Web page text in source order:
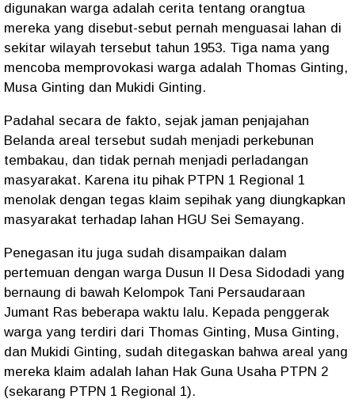
digunakan warga adalah cerita tentang orangtua
mereka yang disebut-sebut pernah menguasai lahan di
sekitar wilayah tersebut tahun 1953. Tiga nama yang
mencoba memprovokasi warga adalah Thomas Ginting,
Musa Ginting dan Mukidi Ginting.
Padahal secara de fakto, sejak jaman penjajahan
Belanda areal tersebut sudah menjadi perkebunan
tembakau, dan tidak pernah menjadi perladangan
masyarakat. Karena itu pihak PTPN 1 Regional 1
menolak dengan tegas klaim sepihak yang diungkapkan
masyarakat terhadap lahan HGU Sei Semayang.
Penegasan itu juga sudah disampaikan dalam
pertemuan dengan warga Dusun II Desa Sidodadi yang
bernaung di bawah Kelompok Tani Persaudaraan
Jumant Ras beberapa waktu lalu. Kepada penggerak
warga yang terdiri dari Thomas Ginting, Musa Ginting,
dan Mukidi Ginting, sudah ditegaskan bahwa areal yang
mereka klaim adalah lahan Hak Guna Usaha PTPN 2
(sekarang PTPN 1 Regional 1).